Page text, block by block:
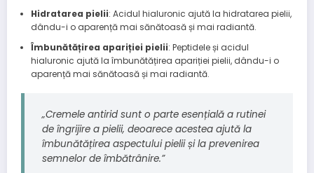
Hidratarea pielii: Acidul hialuronic ajută la hidratarea pielii,
dându-i o aparență mai sănătoasă și mai radiantă.
Îmbunătățirea apariției pielii: Peptidele și acidul
hialuronic ajută la îmbunătățirea apariției pielii, dându-i o
aparență mai sănătoasă și mai radiantă.
„Cremele antirid sunt o parte esențială a rutinei
de îngrijire a pielii, deoarece acestea ajută la
îmbunătățirea aspectului pielii și la prevenirea
semnelor de îmbătrânire.”